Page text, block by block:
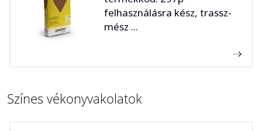
felhasználásra kész, trassz-
mész ...
Színes vékonyvakolatok